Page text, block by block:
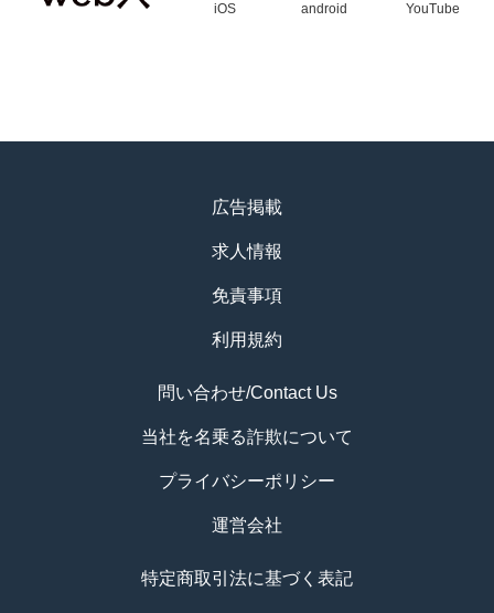
iOS android YouTube
広告掲載
求人情報
免責事項
利用規約
問い合わせ/Contact Us
当社を名乗る詐欺について
プライバシーポリシー
運営会社
特定商取引法に基づく表記